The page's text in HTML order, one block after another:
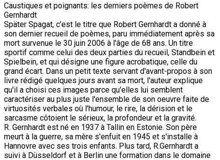
Caustiques et poignants: les derniers poèmes de Robert
Gernhardt
Später Spagat, c'est le titre que Robert Gernhardt a donné à
son dernier recueil de poèmes, paru immédiatement après sa
mort survenue le 30 juin 2006 à l'âge de 68 ans. Un titre
sportif comme celui des deux parties du recueil, Standbein et
Spielbein, et qui désigne une figure acrobatique, celle du
grand écart. Dans un petit texte servant d'avant-propos à son
livre rédigé quelques jours avant sa mort, l'auteur explique
qu'il a choisi ces images parce qu'elles lui semblent
caractériser au plus juste l'ensemble de son oeuvre faite de
virtuosités verbales où l'humour, le rire, la dérision et le
sarcasme côtoient le sérieux, la profondeur et la gravité.
R. Gernhardt est né en 1937 à Tallin en Estonie. Son père
meurt à la guerre, sa mère s'enfuit en 1945 et s'installe à
Hannovre avec ses trois enfants. Plus tard, R.Gernhardt a
suivi à Düsseldorf et à Berlin une formation dans le domaine